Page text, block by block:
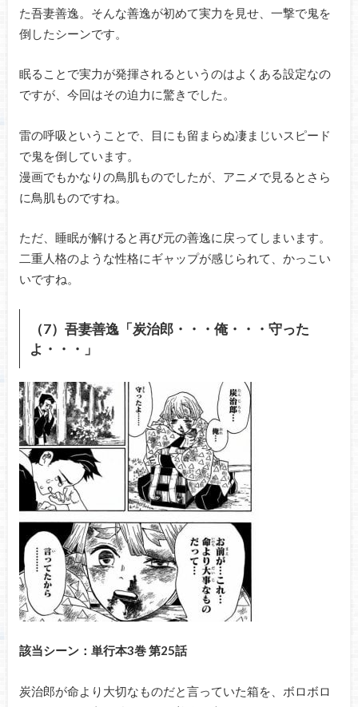
た吾妻善逸。そんな善逸が初めて実力を見せ、一撃で鬼を
倒したシーンです。
眠ることで実力が発揮されるというのはよくある設定なの
ですが、今回はその迫力に驚きでした。
雷の呼吸ということで、目にも留まらぬ凄まじいスピード
で鬼を倒しています。
漫画でもかなりの鳥肌ものでしたが、アニメで見るとさら
に鳥肌ものですね。
ただ、睡眠が解けると再び元の善逸に戻ってしまいます。
二重人格のような性格にギャップが感じられて、かっこい
いですね。
（7）吾妻善逸「炭治郎・・・俺・・・守った
よ・・・」
該当シーン：単行本3巻 第25話
炭治郎が命より大切なものだと言っていた箱を、ボロボロ